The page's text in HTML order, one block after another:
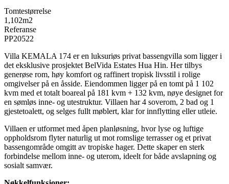
Tomtestørrelse
1,102m2
Referanse
PP20522
Villa KEMALA 174 er en luksuriøs privat bassengvilla som ligger i
det eksklusive prosjektet BelVida Estates Hua Hin. Her tilbys
generøse rom, høy komfort og raffinert tropisk livsstil i rolige
omgivelser på en åsside. Eiendommen ligger på en tomt på 1 102
kvm med et totalt boareal på 181 kvm + 132 kvm, nøye designet for
en sømløs inne- og utestruktur. Villaen har 4 soverom, 2 bad og 1
gjestetoalett, og selges fullt møblert, klar for innflytting eller utleie.
Villaen er utformet med åpen planløsning, hvor lyse og luftige
oppholdsrom flyter naturlig ut mot romslige terrasser og et privat
bassengområde omgitt av tropiske hager. Dette skaper en sterk
forbindelse mellom inne- og uterom, ideelt for både avslapning og
sosialt samvær.